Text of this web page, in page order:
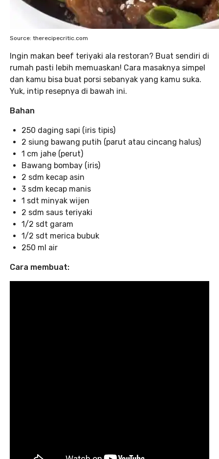
Source: therecipecritic.com
Ingin makan beef teriyaki ala restoran? Buat sendiri di
rumah pasti lebih memuaskan! Cara masaknya simpel
dan kamu bisa buat porsi sebanyak yang kamu suka.
Yuk, intip resepnya di bawah ini.
Bahan
250 daging sapi (iris tipis)
2 siung bawang putih (parut atau cincang halus)
1 cm jahe (perut)
Bawang bombay (iris)
2 sdm kecap asin
3 sdm kecap manis
1 sdt minyak wijen
2 sdm saus teriyaki
1/2 sdt garam
1/2 sdt merica bubuk
250 ml air
Cara membuat: